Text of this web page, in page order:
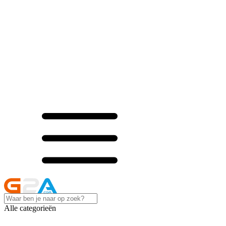
Alle categorieën